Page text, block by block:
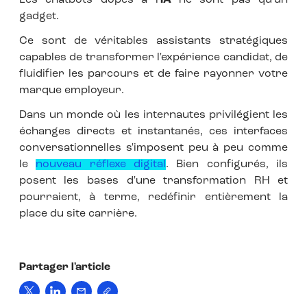
Partager l'article
gadget.
Ce sont de véritables assistants stratégiques
capables de transformer l'expérience candidat, de
fluidifier les parcours et de faire rayonner votre
marque employeur.
Dans un monde où les internautes privilégient les
échanges directs et instantanés, ces interfaces
conversationnelles s'imposent peu à peu comme
le nouveau réflexe digital . Bien configurés, ils
posent les bases d'une transformation RH et
pourraient, à terme, redéfinir entièrement la
place du site carrière.